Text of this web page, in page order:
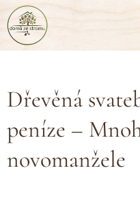
Dřevěná
peníze –
novomanžele